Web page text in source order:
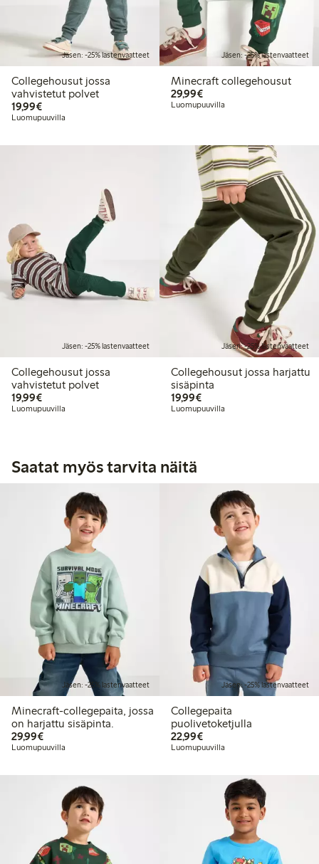
Jäsen: -25% lastenvaatteet
Collegehousut jossa
vahvistetut polvet
19,99€19,99 €
Luomupuuvilla
Jäsen: -25% lastenvaatteet
Minecraft collegehousut
29,99€29,99 €
Luomupuuvilla
Jäsen: -25% lastenvaatteet
Collegehousut jossa
vahvistetut polvet
19,99€19,99 €
Luomupuuvilla
Jäsen: -25% lastenvaatteet
Collegehousut jossa harjattu
sisäpinta
19,99€19,99 €
Luomupuuvilla
Saatat myös tarvita näitä
Jäsen: -25% lastenvaatteet
Minecraft-collegepaita, jossa
on harjattu sisäpinta.
29,99€29,99 €
Luomupuuvilla
Jäsen: -25% lastenvaatteet
Collegepaita
puolivetoketjulla
22,99€22,99 €
Luomupuuvilla